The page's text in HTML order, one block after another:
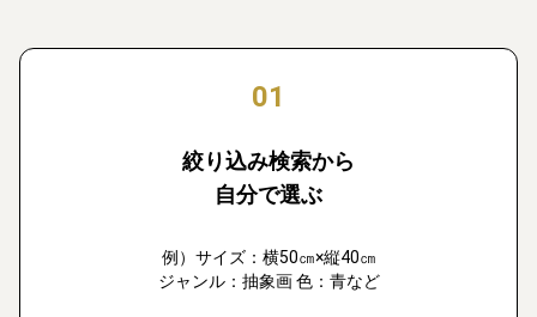
01
絞り込み検索から
自分で選ぶ
例）サイズ：横50㎝×縦40㎝
ジャンル：抽象画 色：青など